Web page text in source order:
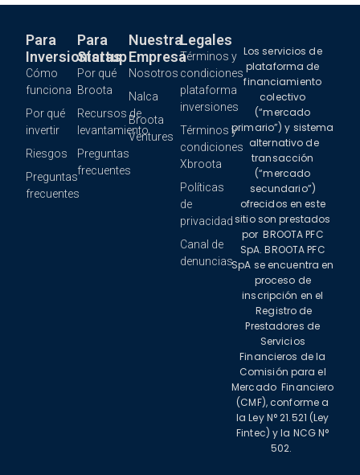
Para
Inversionistas
Cómo
funciona
Por qué
invertir
Riesgos
Preguntas
frecuentes
Para
Startup
Por qué
Broota
Recursos de
levantamiento
Preguntas
frecuentes
Nuestra
Empresa
Nosotros
Nalca
Broota
Ventures
Legales
Términos y
condiciones
plataforma
inversiones
Términos y
condiciones
Xbroota
Políticas
de
privacidad
Canal de
denuncias
Los servicios de
plataforma de
financiamiento
colectivo
(“mercado
primario”) y sistema
alternativo de
transacción
(“mercado
secundario”)
ofrecidos en este
sitio son prestados
por BROOTA PFC
SpA. BROOTA PFC
SpA se encuentra en
proceso de
inscripción en el
Registro de
Prestadores de
Servicios
Financieros de la
Comisión para el
Mercado Financiero
(CMF), conforme a
la Ley N° 21.521 (Ley
Fintec) y la NCG N°
502.